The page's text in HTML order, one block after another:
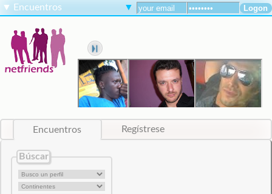
▼ Encuentros ▼
Encuentros Regístrese
Búscar